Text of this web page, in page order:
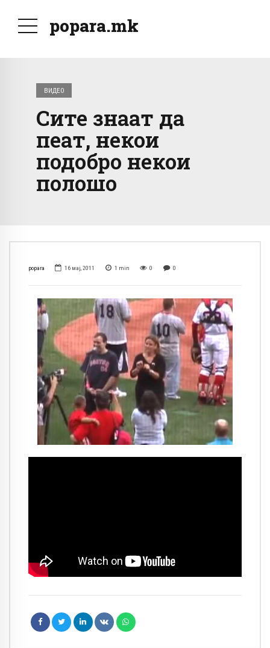
popara.mk
ВИДЕО
Сите знаат да
пеат, некои
подобро некои
полошо
popara 16 мај, 2011 1 min 0 0